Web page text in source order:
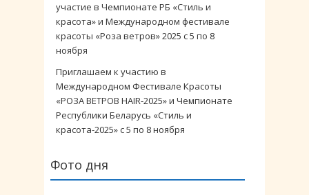
участие в Чемпионате РБ «Стиль и
красота» и Международном фестивале
красоты «Роза ветров» 2025 с 5 по 8
ноября
Приглашаем к участию в
Международном Фестивале Красоты
«РОЗА ВЕТРОВ HAIR-2025» и Чемпионате
Республики Беларусь «Стиль и
красота-2025» с 5 по 8 ноября
Фото дня